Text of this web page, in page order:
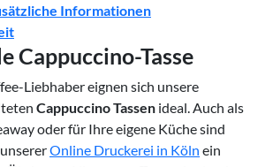
Informationen
Cappuccino-Tasse
Liebhaber eignen sich unsere
Cappuccino Tassen ideal. Auch als
oder für Ihre eigene Küche sind
Online Druckerei in Köln ein